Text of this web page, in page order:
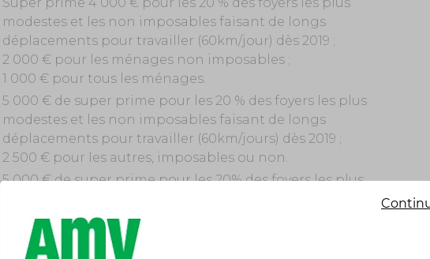
Super prime 4 000 € pour les 20 % des foyers les plus
modestes et les non imposables faisant de longs
déplacements pour travailler (60km/jour) dès 2019 ;
2 000 € pour les ménages non imposables ;
1 000 € pour tous les ménages.
5 000 € de super prime pour les 20 % des foyers les plus
modestes et les non imposables faisant de longs
déplacements pour travailler (60km/jours) dès 2019 ;
2 500 € pour les autres, imposables ou non.
5 000 € de super prime pour les 20% des foyers les plus
déplacements pour travailler (60km/jours) ;
2 500 € pour les autres foyers non imposables ;
1 000 € pour les autres foyers imposables.